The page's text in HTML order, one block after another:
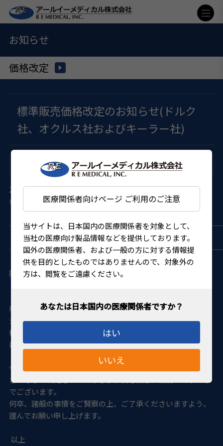
医療関係者向けページ ご利用のご注意
当サイトは、日本国内の医療関係者を対象として、
当社の医療向け製品情報などを提供しております。
国外の医療関係者、および一般の方に対する情報提
供を目的としたものではありませんので、対象外の
方は、閲覧をご遠慮ください。
はい
いいえ
お知らせ
価格改定
標準販売価格改定のお知らせ(ドルク
社、オクルス社およびキーラー社)
2026年01月29日
2026年4月1日(水)より、下記商品について価格を改定させて
いただきます。
ドルク社、オクルス社およびキーラー社 一部対象商品
詳細は下記リンクよりご確認いただけますと幸いです。
標準販売価格改定案内_2026.4
新価格については、当ホームページ内「代理店様専用」ペー
ジに掲載の新価格表をご参照下さい。
標準販売価格改定製品は本体価格欄および税込価格欄に網掛
けをしております。
今後もより一層の品質・サービスレベルの向上に取り組み、
さらなるご満足をいただけるよう誠心誠意、精励いたす所存
でございます。
何卒、諸般の事情をご賢察の上、ご了承くださいますよう、
謹んでお願い申し上げます。
以上